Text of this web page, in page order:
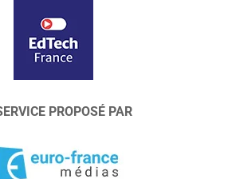
PROPOSÉ PAR